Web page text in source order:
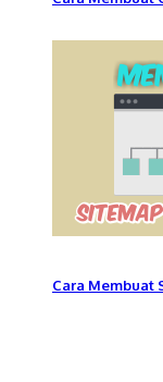
Cara Membuat